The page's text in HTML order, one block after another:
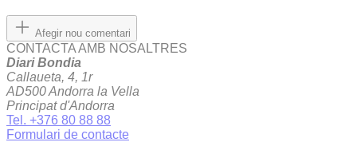
Afegir nou comentari
CONTACTA AMB NOSALTRES
Diari Bondia
Callaueta, 4, 1r
AD500 Andorra la Vella
Principat d'Andorra
Tel. +376 80 88 88
Formulari de contacte